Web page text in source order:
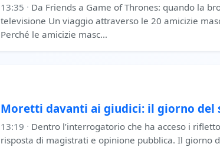
13:35 · Da Friends a Game of Thrones: quando la
televisione Un viaggio attraverso le 20 amicizie
Perché le amicizie masc…
Moretti davanti ai giudici: il giorno del
13:19 · Dentro l’interrogatorio che ha acceso i
risposta di magistrati e opinione pubblica. Il giorno